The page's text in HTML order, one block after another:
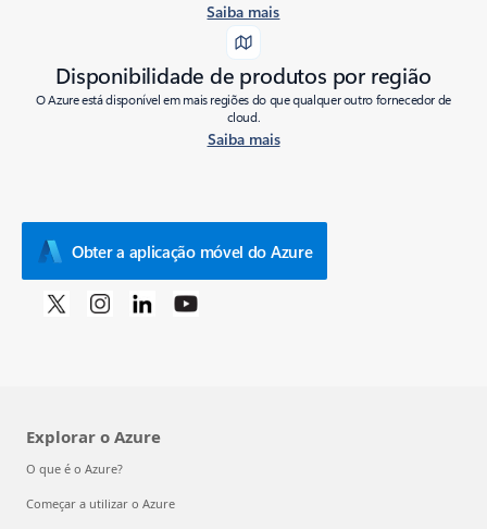
Saiba mais
Disponibilidade de produtos por região
O Azure está disponível em mais regiões do que qualquer outro fornecedor de
cloud.
Saiba mais
Obter a aplicação móvel do Azure
Explorar o Azure
O que é o Azure?
Começar a utilizar o Azure